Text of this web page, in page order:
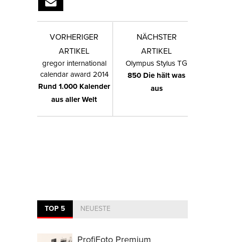
VORHERIGER
ARTIKEL
gregor international
calendar award 2014
Rund 1.000 Kalender
aus aller Welt
NÄCHSTER
ARTIKEL
Olympus Stylus TG
850 Die hält was
aus
TOP 5 NEUESTE
ProfiFoto Premium